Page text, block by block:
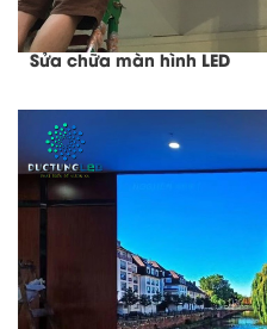
Sửa chữa màn hình LED